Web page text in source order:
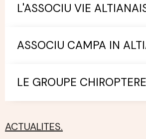
L'ASSOCIU VIE
ASSOCIU CAMPA IN
LE GROUPE
ACTUALITES.